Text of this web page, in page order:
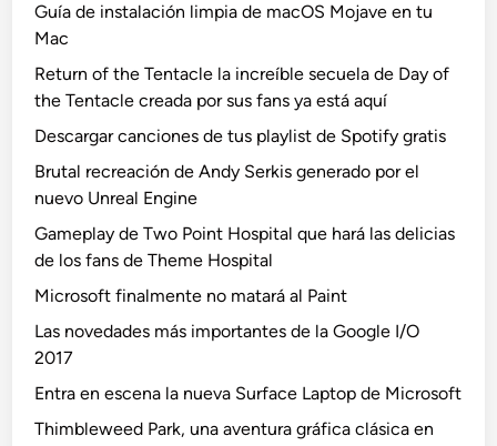
Guía de instalación limpia de macOS Mojave en tu
Mac
Return of the Tentacle la increíble secuela de Day of
the Tentacle creada por sus fans ya está aquí
Descargar canciones de tus playlist de Spotify gratis
Brutal recreación de Andy Serkis generado por el
nuevo Unreal Engine
Gameplay de Two Point Hospital que hará las delicias
de los fans de Theme Hospital
Microsoft finalmente no matará al Paint
Las novedades más importantes de la Google I/O
2017
Entra en escena la nueva Surface Laptop de Microsoft
Thimbleweed Park, una aventura gráfica clásica en